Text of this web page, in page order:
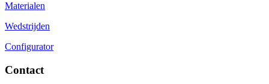
Materialen
Wedstrijden
Configurator
Contact